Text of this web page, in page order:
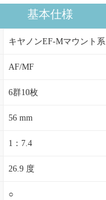
基本仕様
キヤノンEF-Mマウント系
AF/MF
6群10枚
56 mm
1：7.4
26.9 度
○